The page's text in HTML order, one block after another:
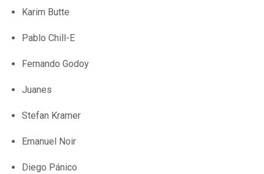
Karim Butte
Pablo Chill-E
Fernando Godoy
Juanes
Stefan Kramer
Emanuel Noir
Diego Pánico